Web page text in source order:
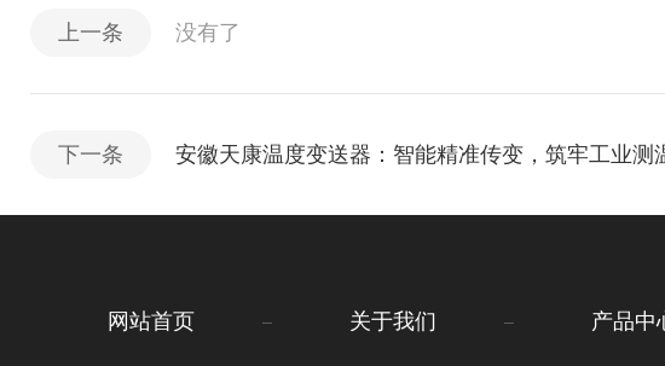
上一条 没有了
下一条 安徽天康温度变送器：智能精准传变，筑牢工业测
网站首页 关于我们 产品中